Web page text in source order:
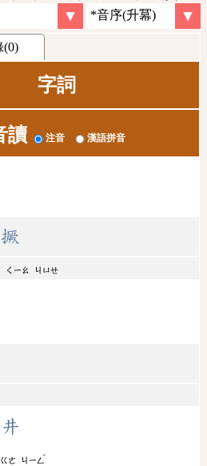
(0)
字詞
讀 注音 漢語拼音
撅
ㄑㄧㄠ ㄐㄩㄝ
ㄜ ㄐㄧㄥ
ˇ